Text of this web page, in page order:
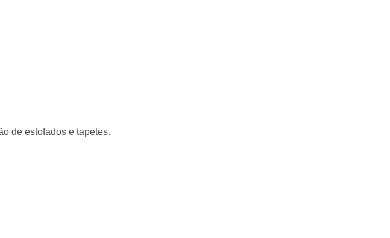
de estofados e tapetes.